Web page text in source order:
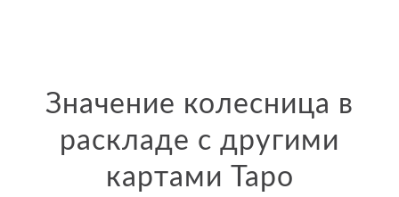
Значение колесница в
раскладе с другими
картами Таро